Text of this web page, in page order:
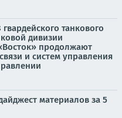
танкового
дивизии
продолжают
и систем управления
материалов за 5